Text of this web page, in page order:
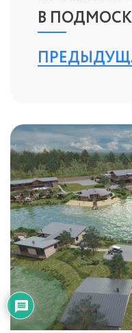
В